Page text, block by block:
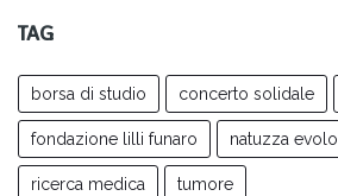
TAG
borsa di studio concerto solidale
fondazione lilli funaro natuzza evolo
ricerca medica tumore